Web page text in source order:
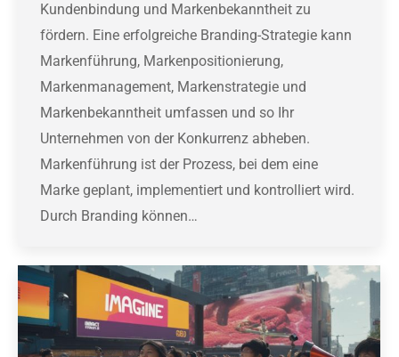
Kundenbindung und Markenbekanntheit zu
fördern. Eine erfolgreiche Branding-Strategie kann
Markenführung, Markenpositionierung,
Markenmanagement, Markenstrategie und
Markenbekanntheit umfassen und so Ihr
Unternehmen von der Konkurrenz abheben.
Markenführung ist der Prozess, bei dem eine
Marke geplant, implementiert und kontrolliert wird.
Durch Branding können…